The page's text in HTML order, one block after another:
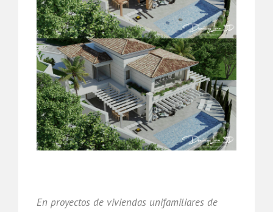
En proyectos de viviendas unifamiliares de